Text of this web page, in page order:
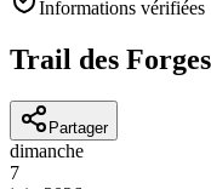
Informations vérifiées
Trail des
Partager
dimanche
7